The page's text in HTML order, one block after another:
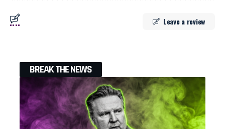
Leave a review
BREAK THE NEWS